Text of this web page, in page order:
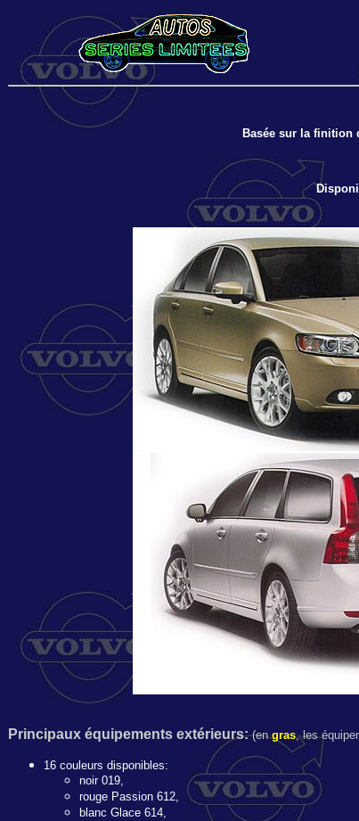
Basée sur la finition
Principaux équipements extérieurs: (engras, les
16 couleurs disponibles:
noir 019,
rouge Passion 612,
blanc Glace 614,